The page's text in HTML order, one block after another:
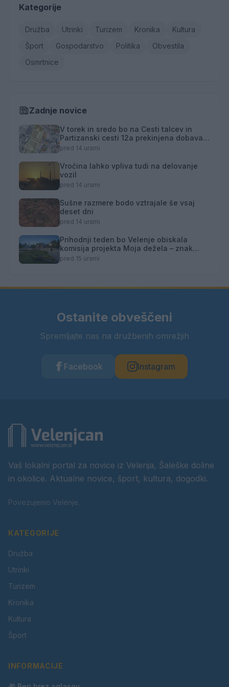
Kategorije
Družba Utrinki Turizem Kronika
Kultura
Šport
Gospodarstvo Politika
Obvestila
Osmrtnice
Zadnje novice
V torek in sredo bo na Cesti talcev in
Partizanski cesti 12a prekinjena dobava
toplotne energije
pred 14 urami
Vročina lahko vpliva tudi na delovanje
vozil
pred 14 urami
Sušne razmere bodo vztrajale še vsaj
deset dni
pred 14 urami
Prihodnji teden bo Velenje obiskala
komisija projekta Moja dežela – znak
gostoljubnosti
pred 15 urami
Ostanite obveščeni
Spremljajte nas na družbenih omrežjih
Facebook Instagram
Vaš lokalni portal za novice iz Velenja, Šaleške doline
in okolice. Aktualne novice, šport, kultura, dogodki.
Povezujemo Velenje.
KATEGORIJE
Družba
Utrinki
Turizem
Kronika
Kultura
Šport
INFORMACIJE